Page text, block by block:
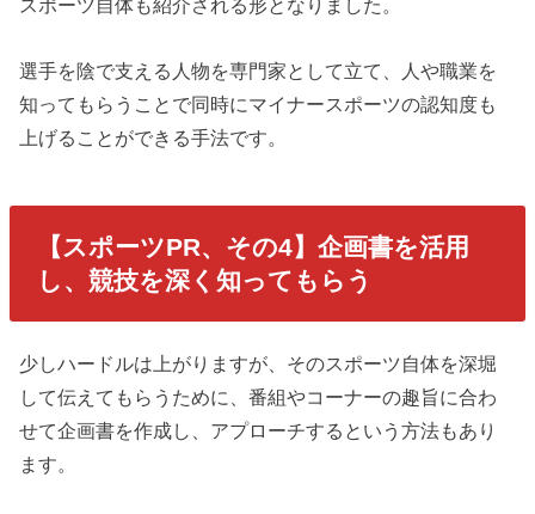
スポーツ自体も紹介される形となりました。
選手を陰で支える人物を専門家として立て、人や職業を
知ってもらうことで同時にマイナースポーツの認知度も
上げることができる手法です。
【スポーツPR、その4】企画書を活用
し、競技を深く知ってもらう
少しハードルは上がりますが、そのスポーツ自体を深堀
して伝えてもらうために、番組やコーナーの趣旨に合わ
せて企画書を作成し、アプローチするという方法もあり
ます。